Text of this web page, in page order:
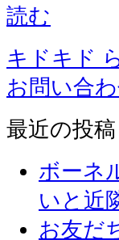
読む
キドキド
お問い合
最近の投稿
ボーネ
いと近
お友だ